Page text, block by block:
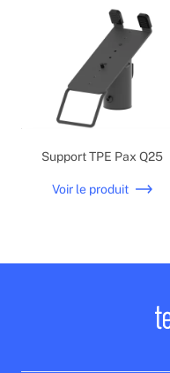
Support TPE Pax Q25
Voir le produit